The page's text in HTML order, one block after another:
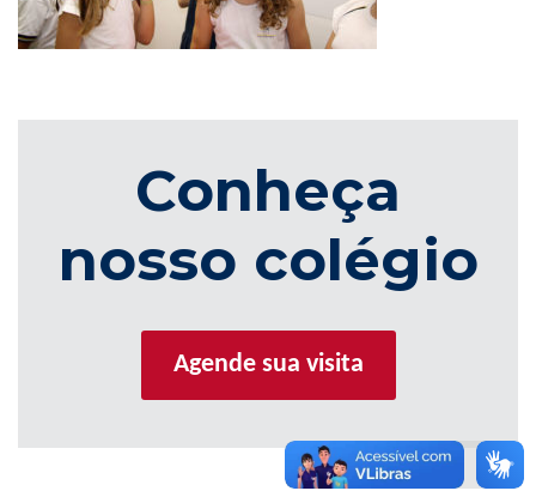
Conheça
nosso colégio
Agende sua visita